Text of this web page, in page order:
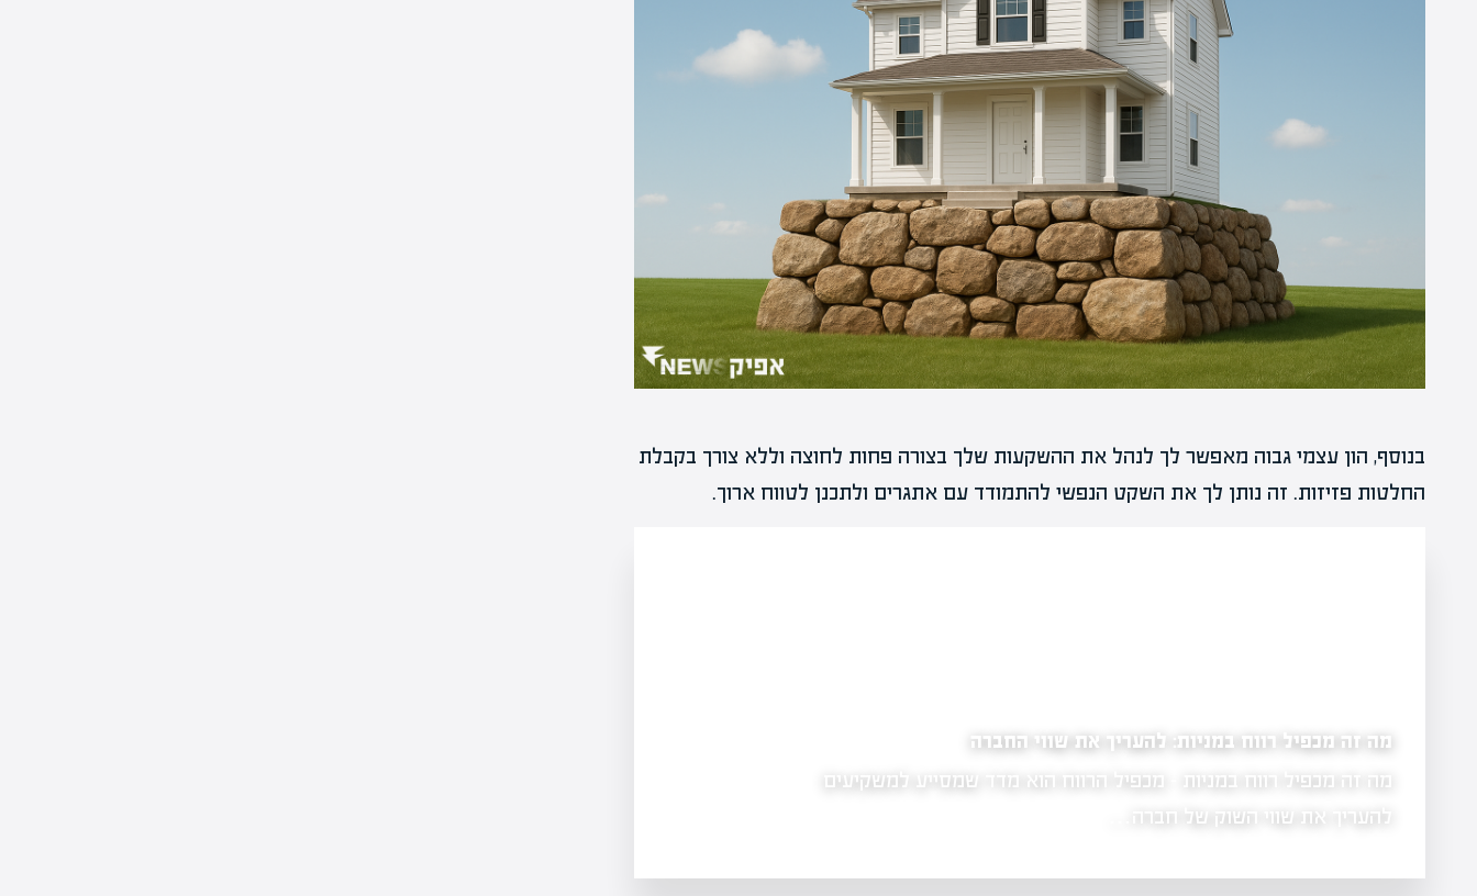
בנוסף, הון עצמי גבוה מאפשר לך לנהל את ההשקעות שלך בצורה פחות לחוצה וללא צורך בקבלת
החלטות פזיזות. זה נותן לך את השקט הנפשי להתמודד עם אתגרים ולתכנן לטווח ארוך.
מה זה דוח כספי של חברה ציבורית: להבין את הנתונים הכלכליים
מה זה דוח כספי של חברה ציבורית - דוח כספי של חברה ציבורית הינו
מסמך קריטי להבנת הביצועים…